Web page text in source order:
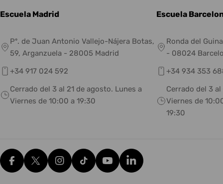
Escuela Madrid
Pº. de Juan Antonio Vallejo-Nájera Botas,
59, Arganzuela - 28005 Madrid
+34 917 024 592
Cerrado del 3 al 21 de agosto. Lunes a
Viernes de 10:00 a 19:30
Escuela
Ronda del
- 08024
+34 934 353
Cerrado del 3
Viernes de
19:30
FacebookX (Twitter)Instagram
tiktok YouTubeTranslation missing: